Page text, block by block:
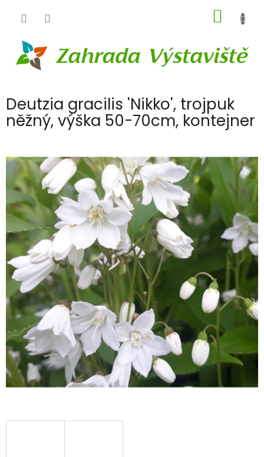
KOŠÍK
Deutzia gracilis 'Nikko', trojpuk
něžný, výška 50-70cm, kontejner